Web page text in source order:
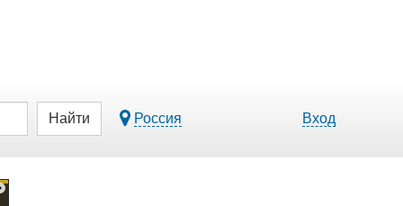
Найти Россия Вход